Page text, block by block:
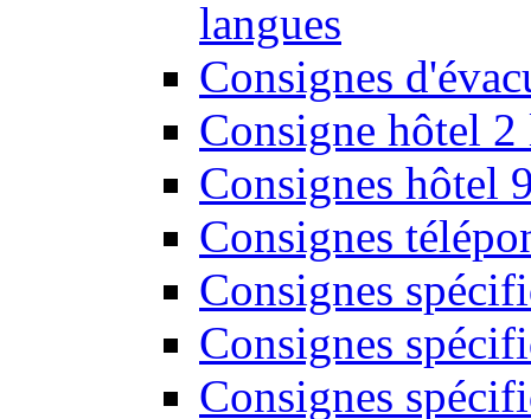
langues
Consignes
Consigne hôtel 2
Consignes hôtel
Consignes
Consignes
Consignes
Consignes